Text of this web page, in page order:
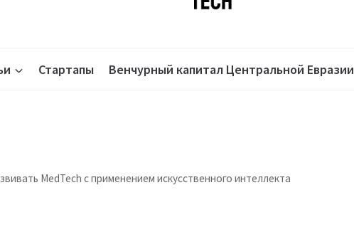
Стартапы Венчурный капитал Центральной Евразии
MedTech с применением искусственного интеллекта